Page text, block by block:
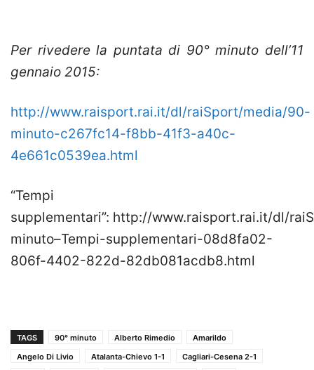
Per rivedere la puntata di 90° minuto dell’11
gennaio 2015:
http://www.raisport.rai.it/dl/raiSport/media/90-
minuto-c267fc14-f8bb-41f3-a40c-
4e661c0539ea.html
“Tempi
supplementari”: http://www.raisport.rai.it/dl/
minuto–Tempi-supplementari-08d8fa02-
806f-4402-822d-82db081acdb8.html
TAGS 90° minuto Alberto Rimedio
Amarildo
Angelo Di Livio
Atalanta-Chievo 1-1
Cagliari-Cesena 2-1